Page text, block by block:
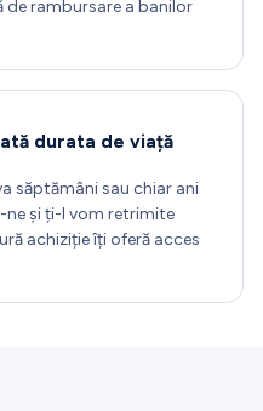
rambursare a banilor
durata de viață
săptămâni sau chiar ani
și ți-l vom retrimite
achiziție îți oferă acces